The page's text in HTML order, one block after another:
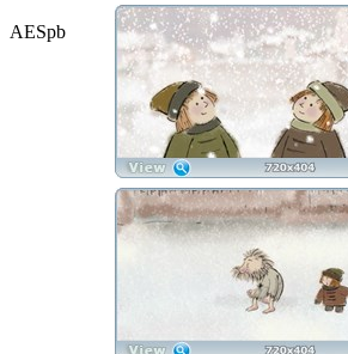
AESpb